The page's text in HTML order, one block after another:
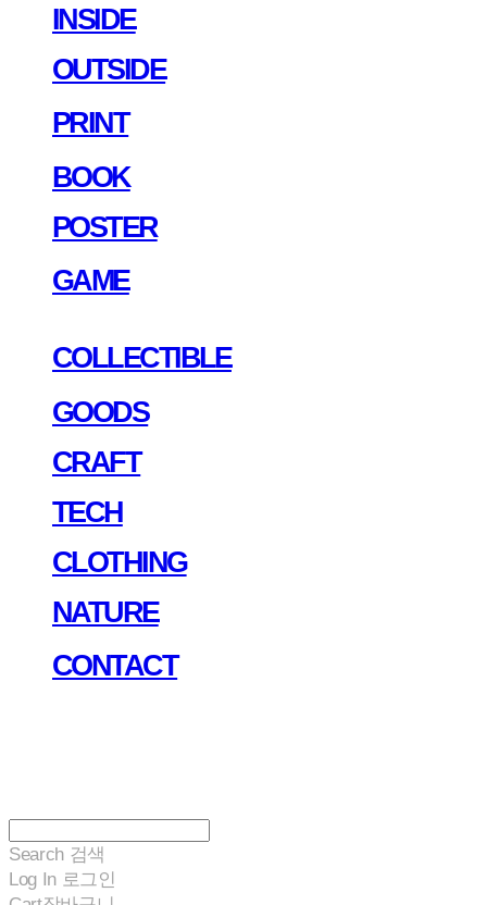
INSIDE
OUTSIDE
PRINT
BOOK
POSTER
GAME
COLLECTIBLE
GOODS
CRAFT
TECH
CLOTHING
NATURE
CONTACT
Search 검색
Log In 로그인